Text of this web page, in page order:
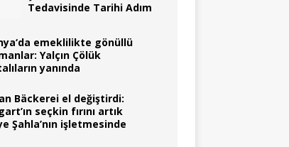
Tedavisinde Tarihi Adım
emeklilikte gönüllü
Yalçın Çölük
yanında
Bäckerei el değiştirdi:
seçkin fırını artık
Şahla’nın işletmesinde